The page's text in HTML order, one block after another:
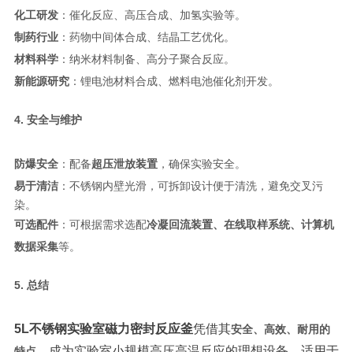
化工研发：催化反应、高压合成、加氢实验等。
制药行业：药物中间体合成、结晶工艺优化。
材料科学：纳米材料制备、高分子聚合反应。
新能源研究：锂电池材料合成、燃料电池催化剂开发。
4. 安全与维护
防爆安全：配备超压泄放装置，确保实验安全。
易于清洁：不锈钢内壁光滑，可拆卸设计便于清洗，避免交叉污
染。
可选配件：可根据需求选配冷凝回流装置、在线取样系统、计算机
数据采集等。
5. 总结
5L不锈钢实验室磁力密封反应釜凭借其安全、高效、耐用的